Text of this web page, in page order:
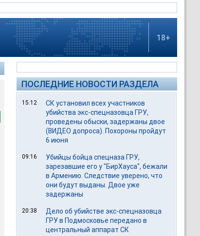
18+
ПОСЛЕДНИЕ НОВОСТИ РАЗДЕЛА
15:12
СК установил всех участников
убийства экс-спецназовца ГРУ,
проведены обыски, задержаны двое
(ВИДЕО допроса). Похороны пройдут
6 июня
09:16
Убийцы бойца спецназа ГРУ,
зарезавшие его у "БирХауса", бежали
в Армению. Следствие уверено, что
они будут выданы. Двое уже
задержаны
20:38
Дело об убийстве экс-спецназовца
ГРУ в Подмосковье передано в
центральный аппарат СК